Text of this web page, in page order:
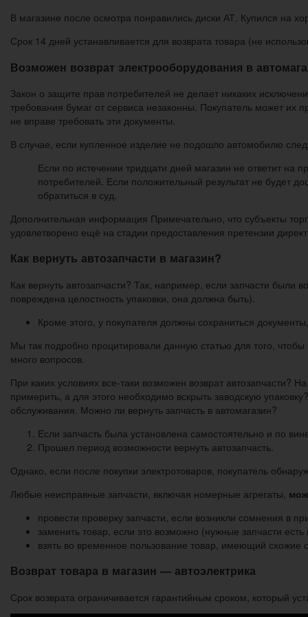
В магазине после осмотра понравились диски АТ. Купился на
Срок 14 дней устанавливается для возврата товара (не
Возможен возврат электрооборудования в
Закон о защите прав потребителей не делает никаких
требования бумаг от сервиса незаконны. Покупатель может их
не вправе требовать эти документы.
В случае, если купленное изделие не подошло автомобилю
Если по истечении тридцати дней магазин не ответит на
потребителей. Если положительный результат не будет
обратиться в суд.
Дополнительная информация Примечательно, что субъекты
удовлетворено ещё на стадии предоставления претензии
Как вернуть автозапчасти в магазин?
Как вернуть автозапчасти? Так, например, если запчасти
повреждена целостность упаковки, она должна быть).
Кроме этого, у покупателя должны сохраниться
Мы так подробно процитировали данную статью для того,
много вопросов.
При каких условиях все-таки возможен возврат автозапчасти?
примерить, а для этого необходимо вскрыть заводскую
обслуживания. Можно ли вернуть запчасть в автомагазин?
Если запчасть была установлена самостоятельно и по
Прошел период возможности вернуть автозапчасть.
Однако, если после покупки электротоваров, покупатель
Любые неисправные запчасти, включая номерные агрегаты,
провести проверку запчасти, если возникли сомнения в
заменить товар, если это возможно (нужные запчасти
взять во временное пользование товар, имеющий
Возврат товара в магазин — автоэлектрика
Срок возврата ограничивается гарантийным сроком, который